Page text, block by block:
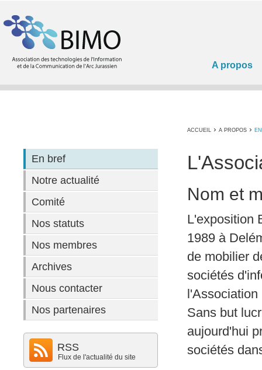
A propos
ACCUEIL › A PROPOS ›
En bref
Notre actualité
Comité
Nos statuts
Nos membres
Archives
Nous contacter
Nos partenaires
RSS
Flux de l'actualité du site
Nom et
L'exposition
1989 à
de mobilier
sociétés
Sans but
aujourd'hui
sociétés